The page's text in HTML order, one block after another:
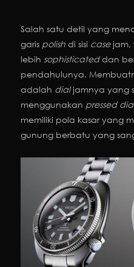
Salah satu detil yang
garis polish di sisi casejam,
lebih sophisticateddan
pendahulunya.
adalah dialjamnya yang
menggunakan pressed
memiliki pola kasar yang
gunung berbatu yang